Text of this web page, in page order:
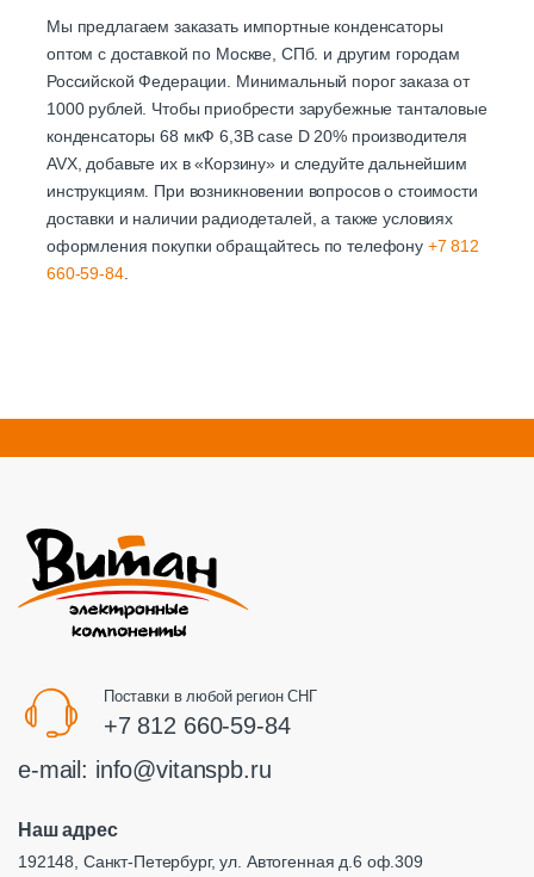
Мы предлагаем заказать импортные конденсаторы
оптом с доставкой по Москве, СПб. и другим городам
Российской Федерации. Минимальный порог заказа от
1000 рублей. Чтобы приобрести зарубежные танталовые
конденсаторы 68 мкФ 6,3В case D 20% производителя
AVX, добавьте их в «Корзину» и следуйте дальнейшим
инструкциям. При возникновении вопросов о стоимости
доставки и наличии радиодеталей, а также условиях
оформления покупки обращайтесь по телефону +7 812
660-59-84.
Поставки в любой регион СНГ
+7 812 660-59-84
e-mail: info@vitanspb.ru
Наш адрес
192148, Санкт-Петербург, ул. Автогенная д.6 оф.309